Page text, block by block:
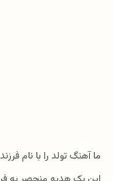
ما آهنگ تولد را با نام